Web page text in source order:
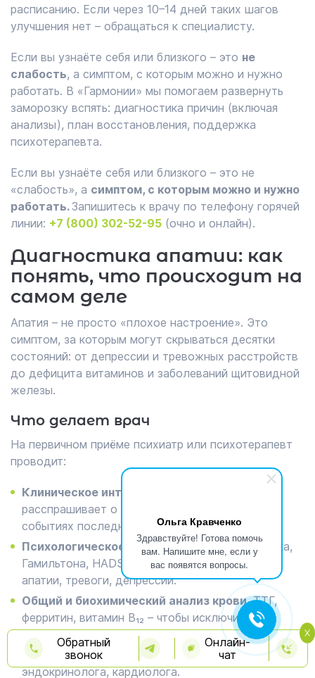
Ольга Кравченко
Здравствуйте! Готова помочь
вам. Напишите мне, если у
вас появятся вопросы.
расписанию. Если через 10–14 дней таких шагов
улучшения нет – обращаться к специалисту.
Если вы узнаёте себя или близкого – это не
слабость, а симптом, с которым можно и нужно
работать. В «Гармонии» мы помогаем развернуть
заморозку вспять: диагностика причин (включая
анализы), план восстановления, поддержка
психотерапевта.
Если вы узнаёте себя или близкого – это не
«слабость», а симптом, с которым можно и нужно
работать. Запишитесь к врачу по телефону горячей
линии: +7 (800) 302-52-95 (очно и онлайн).
Диагностика апатии: как
понять, что происходит на
самом деле
Апатия – не просто «плохое настроение». Это
симптом, за которым могут скрываться десятки
состояний: от депрессии и тревожных расстройств
до дефицита витаминов и заболеваний щитовидной
железы.
Что делает врач
На первичном приёме психиатр или психотерапевт
проводит:
Клиническое интервью
расспрашивает о сне, питании, стрессах,
событиях последних месяцев.
Психологическое тестирование– шкалы Бека,
Гамильтона, HADS помогают оценить уровень
апатии, тревоги, депрессии.
Общий и биохимический анализ крови, ТТГ,
ферритин, витамин B₁₂ – чтобы исключить
соматические причины.
При необходимости – консультации невролога,
эндокринолога, кардиолога.
Обратный
звонок
Онлайн-
чат